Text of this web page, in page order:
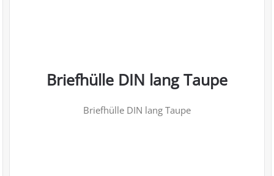
Briefhülle DIN lang Taupe
Briefhülle DIN lang Taupe